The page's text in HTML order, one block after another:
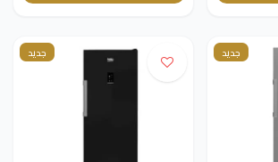
جديد جديد